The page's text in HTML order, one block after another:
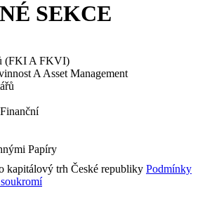
SEKCE
(FKI A FKVI)
A Asset Management
Papíry
kapitálový trh České republiky Podmínky